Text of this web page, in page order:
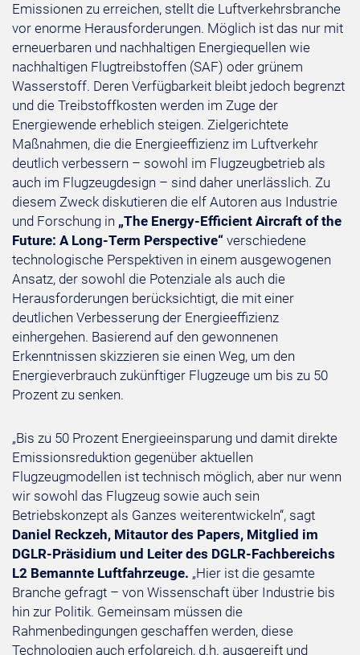
Emissionen zu erreichen, stellt die Luftverkehrsbranche
vor enorme Herausforderungen. Möglich ist das nur mit
erneuerbaren und nachhaltigen Energiequellen wie
nachhaltigen Flugtreibstoffen (SAF) oder grünem
Wasserstoff. Deren Verfügbarkeit bleibt jedoch begrenzt
und die Treibstoffkosten werden im Zuge der
Energiewende erheblich steigen. Zielgerichtete
Maßnahmen, die die Energieeffizienz im Luftverkehr
deutlich verbessern – sowohl im Flugzeugbetrieb als
auch im Flugzeugdesign – sind daher unerlässlich. Zu
diesem Zweck diskutieren die elf Autoren aus Industrie
und Forschung in „The Energy-Efficient Aircraft of the
Future: A Long-Term Perspective“ verschiedene
technologische Perspektiven in einem ausgewogenen
Ansatz, der sowohl die Potenziale als auch die
Herausforderungen berücksichtigt, die mit einer
deutlichen Verbesserung der Energieeffizienz
einhergehen. Basierend auf den gewonnenen
Erkenntnissen skizzieren sie einen Weg, um den
Energieverbrauch zukünftiger Flugzeuge um bis zu 50
Prozent zu senken.
„Bis zu 50 Prozent Energieeinsparung und damit direkte
Emissionsreduktion gegenüber aktuellen
Flugzeugmodellen ist technisch möglich, aber nur wenn
wir sowohl das Flugzeug sowie auch sein
Betriebskonzept als Ganzes weiterentwickeln“, sagt
Daniel Reckzeh, Mitautor des Papers, Mitglied im
DGLR-Präsidium und Leiter des DGLR-Fachbereichs
L2 Bemannte Luftfahrzeuge. „Hier ist die gesamte
Branche gefragt – von Wissenschaft über Industrie bis
hin zur Politik. Gemeinsam müssen die
Rahmenbedingungen geschaffen werden, diese
Technologien auch erfolgreich, d.h. ausgereift und